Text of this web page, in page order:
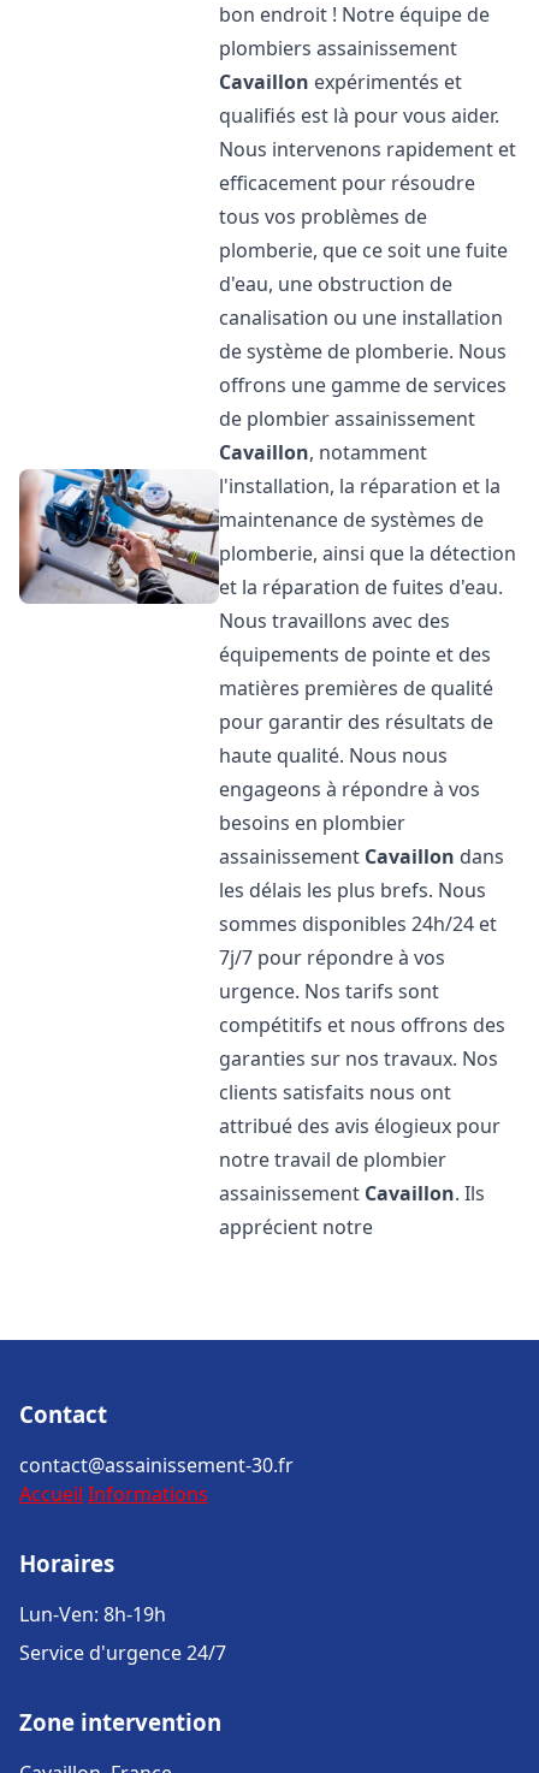
bon endroit ! Notre équipe de
plombiers assainissement
Cavaillon expérimentés et
qualifiés est là pour vous aider.
Nous intervenons rapidement et
efficacement pour résoudre
tous vos problèmes de
plomberie, que ce soit une fuite
d'eau, une obstruction de
canalisation ou une installation
de système de plomberie. Nous
offrons une gamme de services
de plombier assainissement
Cavaillon, notamment
l'installation, la réparation et la
maintenance de systèmes de
plomberie, ainsi que la détection
et la réparation de fuites d'eau.
Nous travaillons avec des
équipements de pointe et des
matières premières de qualité
pour garantir des résultats de
haute qualité. Nous nous
engageons à répondre à vos
besoins en plombier
assainissement Cavaillon dans
les délais les plus brefs. Nous
sommes disponibles 24h/24 et
7j/7 pour répondre à vos
urgence. Nos tarifs sont
compétitifs et nous offrons des
garanties sur nos travaux. Nos
clients satisfaits nous ont
attribué des avis élogieux pour
notre travail de plombier
assainissement Cavaillon. Ils
apprécient notre
Contact
contact@assainissement-30.fr
Accueil Informations
Horaires
Lun-Ven: 8h-19h
Service d'urgence 24/7
Zone intervention